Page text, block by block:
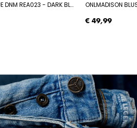
DNM REA023 - DARK BLUE DENIM ONLMADISON
€ 49,99